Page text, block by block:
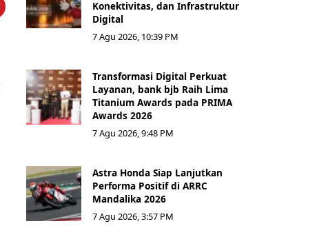
Konektivitas, dan Infrastruktur
Digital
7 Agu 2026, 10:39 PM
Transformasi Digital Perkuat
Layanan, bank bjb Raih Lima
Titanium Awards pada PRIMA
Awards 2026
7 Agu 2026, 9:48 PM
Astra Honda Siap Lanjutkan
Performa Positif di ARRC
Mandalika 2026
7 Agu 2026, 3:57 PM